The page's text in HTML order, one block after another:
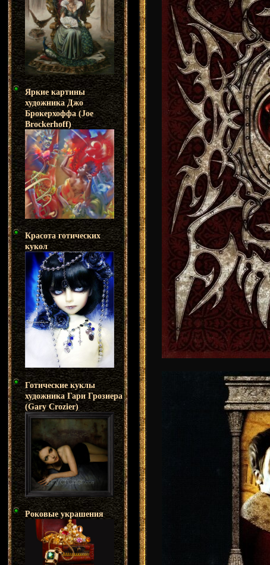
Яркие картины
художника Джо
Брокерхоффа (Joe
Brockerhoff)
Красота готических
кукол
Готические куклы
художника Гари Грозиера
(Gary Crozier)
Роковые украшения